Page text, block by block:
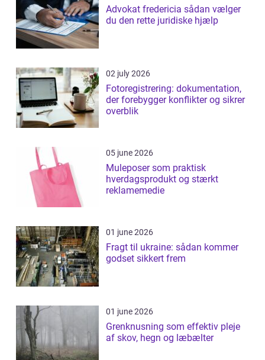
Advokat fredericia sådan vælger
du den rette juridiske hjælp
02 july 2026
Fotoregistrering: dokumentation,
der forebygger konflikter og sikrer
overblik
05 june 2026
Muleposer som praktisk
hverdagsprodukt og stærkt
reklamemedie
01 june 2026
Fragt til ukraine: sådan kommer
godset sikkert frem
01 june 2026
Grenknusning som effektiv pleje
af skov, hegn og læbælter